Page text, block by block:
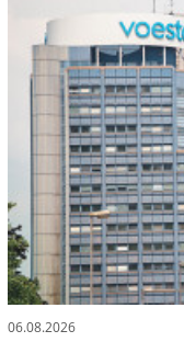
06.08.2026